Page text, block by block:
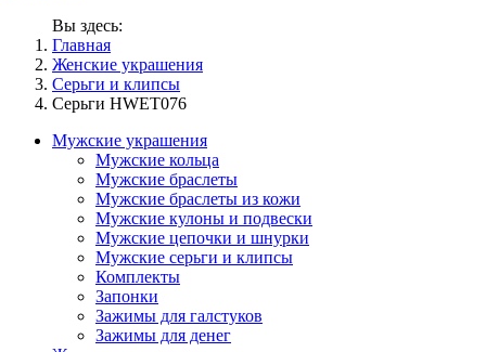
Вы здесь:
Главная
Женские украшения
Серьги и клипсы
Серьги HWET076
Мужские украшения
Мужские кольца
Мужские браслеты
Мужские браслеты из кожи
Мужские кулоны и подвески
Мужские цепочки и шнурки
Мужские серьги и клипсы
Комплекты
Запонки
Зажимы для галстуков
Зажимы для денег